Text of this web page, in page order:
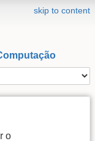
skip to content
o